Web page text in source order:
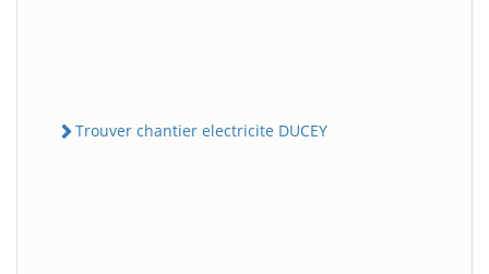
Trouver chantier electricite DUCEY